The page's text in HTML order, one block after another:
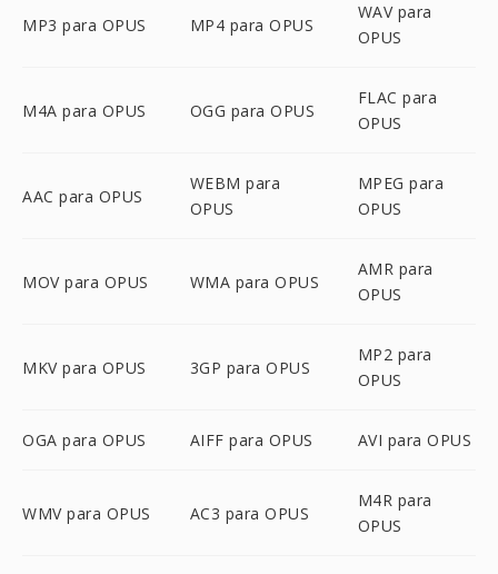
MP3 para OPUS MP4 para OPUS
WAV para
OPUS
M4A para OPUS OGG para OPUS
FLAC para
OPUS
AAC para OPUS
WEBM para
OPUS
MPEG para
OPUS
MOV para OPUS WMA para OPUS
AMR para
OPUS
MKV para OPUS 3GP para OPUS
MP2 para
OPUS
OGA para OPUS AIFF para OPUS AVI para OPUS
WMV para OPUS AC3 para OPUS
M4R para
OPUS